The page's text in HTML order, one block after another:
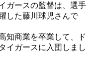
ガースの監督は、選手
した藤川球児さんで
知商業を卒業して、ド
イガースに入団しまし